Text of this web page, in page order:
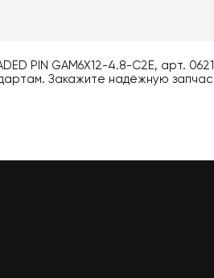
PIN GAM6X12-4.8-C2E, арт.
Закажите надёжную